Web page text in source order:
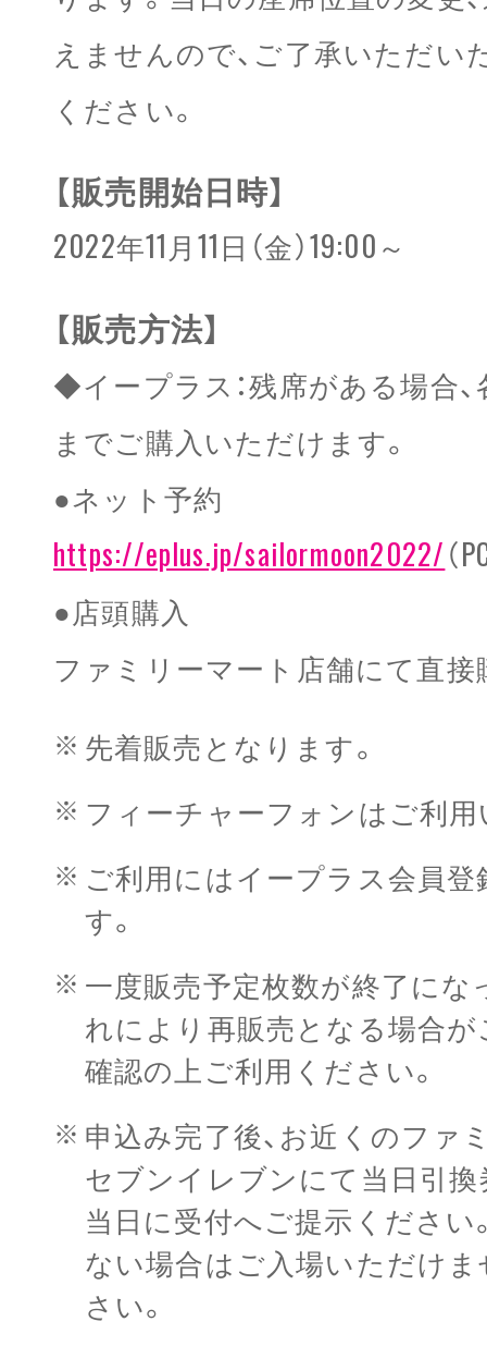
えませんので、ご了承いただい
ください。
【販売開始日時】
2022年11月11日（金）19:00～
【販売方法】
◆イープラス：残席がある場合
までご購入いただけます。
●ネット予約
https://eplus.jp/sailormoon2022/（
●店頭購入
ファミリーマート店舗にて直接
先着販売となります。
フィーチャーフォンはご利
ご利用にはイープラス会員登
す。
一度販売予定枚数が終了にな
れにより再販売となる場合が
確認の上ご利用ください。
申込み完了後、お近くのファ
セブンイレブンにて当日引換
当日に受付へご提示くださ
ない場合はご入場いただけ
さい。